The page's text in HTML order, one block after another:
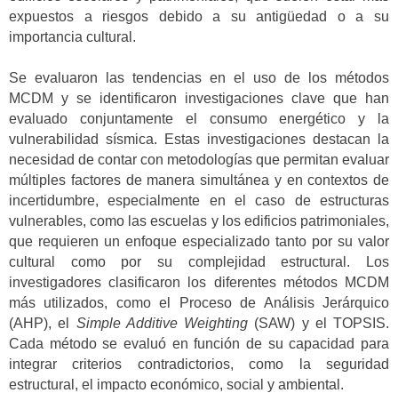
expuestos a riesgos debido a su antigüedad o a su
importancia cultural.
Se evaluaron las tendencias en el uso de los métodos
MCDM y se identificaron investigaciones clave que han
evaluado conjuntamente el consumo energético y la
vulnerabilidad sísmica. Estas investigaciones destacan la
necesidad de contar con metodologías que permitan evaluar
múltiples factores de manera simultánea y en contextos de
incertidumbre, especialmente en el caso de estructuras
vulnerables, como las escuelas y los edificios patrimoniales,
que requieren un enfoque especializado tanto por su valor
cultural como por su complejidad estructural. Los
investigadores clasificaron los diferentes métodos MCDM
más utilizados, como el Proceso de Análisis Jerárquico
(AHP), el Simple Additive Weighting (SAW) y el TOPSIS.
Cada método se evaluó en función de su capacidad para
integrar criterios contradictorios, como la seguridad
estructural, el impacto económico, social y ambiental.